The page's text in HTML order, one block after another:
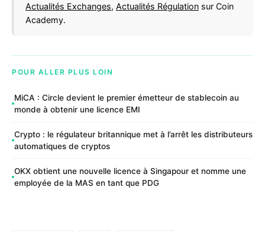
Actualités Exchanges, Actualités Régulation sur Coin
Academy.
POUR ALLER PLUS LOIN
MiCA : Circle devient le premier émetteur de stablecoin au
monde à obtenir une licence EMI
Crypto : le régulateur britannique met à l’arrêt les distributeurs
automatiques de cryptos
OKX obtient une nouvelle licence à Singapour et nomme une
employée de la MAS en tant que PDG